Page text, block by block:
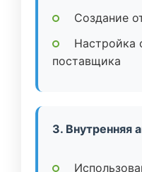
Создание
Настройка
поставщика
3. Внутренняя